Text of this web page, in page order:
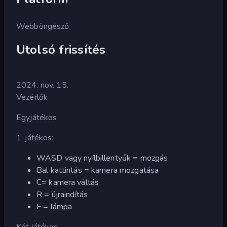
Webböngésző
Utolsó frissítés
2024. nov. 15.
Vezérlők
Egyjátékos
1. játékos:
WASD vagy nyílbillentyűk = mozgás
Bal kattintás = kamera mozgatása
C= kamera váltás
R = újraindítás
F = lámpa